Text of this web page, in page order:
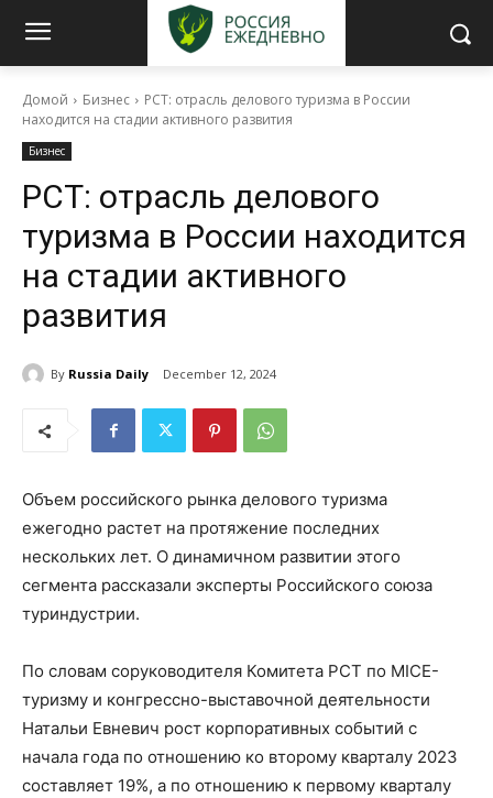
Домой Бизнес
РСТ: отрасль делового туризма в России
находится на стадии активного развития
Бизнес
РСТ: отрасль делового
туризма в России находится
на стадии активного
развития
By Russia Daily December 12, 2024
Объем российского рынка делового туризма
ежегодно растет на протяжение последних
нескольких лет. О динамичном развитии этого
сегмента рассказали эксперты Российского союза
туриндустрии.
По словам соруководителя Комитета РСТ по MICE-
туризму и конгрессно-выставочной деятельности
Натальи Евневич рост корпоративных событий с
начала года по отношению ко второму кварталу 2023
составляет 19%, а по отношению к первому кварталу